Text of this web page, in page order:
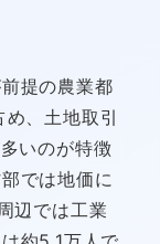
提の農業都
、土地取引
いのが特徴
では地価に
辺では工業